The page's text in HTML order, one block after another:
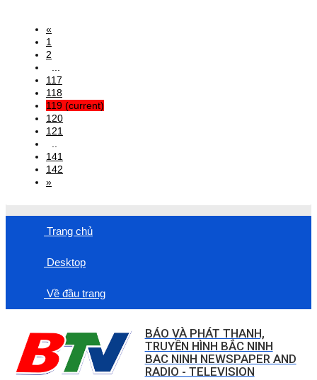
«
1
2
...
117
118
119 (current)
120
121
..
141
142
»
Trang chủ
Desktop
Về đầu trang
BÁO VÀ PHÁT THANH,
TRUYỀN HÌNH BẮC NINH
BAC NINH NEWSPAPER AND
RADIO - TELEVISION